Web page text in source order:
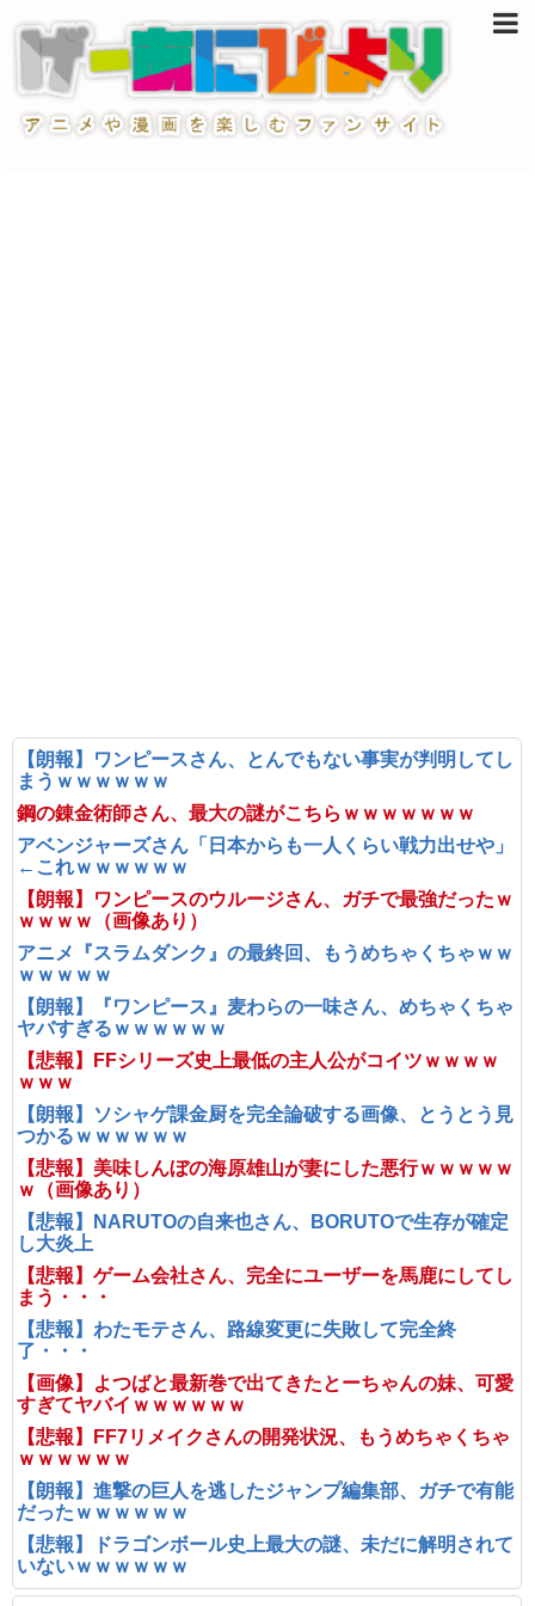
【朗報】ワンピースさん、とんでもない事実が判明してし
まうｗｗｗｗｗｗ
鋼の錬金術師さん、最大の謎がこちらｗｗｗｗｗｗｗ
アベンジャーズさん「日本からも一人くらい戦力出せや」
←これｗｗｗｗｗｗ
【朗報】ワンピースのウルージさん、ガチで最強だったｗ
ｗｗｗｗ（画像あり）
アニメ『スラムダンク』の最終回、もうめちゃくちゃｗｗ
ｗｗｗｗｗ
【朗報】『ワンピース』麦わらの一味さん、めちゃくちゃ
ヤバすぎるｗｗｗｗｗｗ
【悲報】FFシリーズ史上最低の主人公がコイツｗｗｗｗ
ｗｗｗ
【朗報】ソシャゲ課金厨を完全論破する画像、とうとう見
つかるｗｗｗｗｗｗ
【悲報】美味しんぼの海原雄山が妻にした悪行ｗｗｗｗｗ
ｗ（画像あり）
【悲報】NARUTOの自来也さん、BORUTOで生存が確定
し大炎上
【悲報】ゲーム会社さん、完全にユーザーを馬鹿にしてし
まう・・・
【悲報】わたモテさん、路線変更に失敗して完全終
了・・・
【画像】よつばと最新巻で出てきたとーちゃんの妹、可愛
すぎてヤバイｗｗｗｗｗｗ
【悲報】FF7リメイクさんの開発状況、もうめちゃくちゃ
ｗｗｗｗｗｗ
【朗報】進撃の巨人を逃したジャンプ編集部、ガチで有能
だったｗｗｗｗｗｗ
【悲報】ドラゴンボール史上最大の謎、未だに解明されて
いないｗｗｗｗｗｗ